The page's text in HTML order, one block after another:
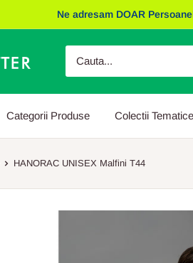
Ne adresam DOAR
Categorii Produse Colectii Tematice
HANORAC UNISEX Malfini T44